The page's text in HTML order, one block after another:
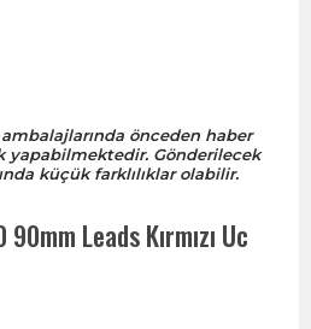
önceden haber
yapabilmektedir. Gönderilecek
küçük farklılıklar olabilir.
Leads Kırmızı Uc